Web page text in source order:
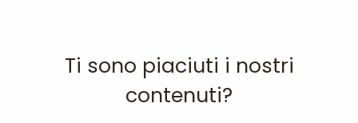
Ti sono piaciuti i nostri
contenuti?